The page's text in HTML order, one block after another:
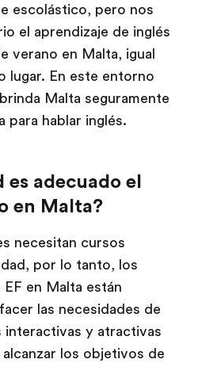
escolástico, pero nos
el aprendizaje de inglés
verano en Malta, igual
lugar. En este entorno
Malta seguramente
para hablar inglés.
es adecuado el
en Malta?
necesitan cursos
por lo tanto, los
en Malta están
las necesidades de
interactivas y atractivas
los objetivos de